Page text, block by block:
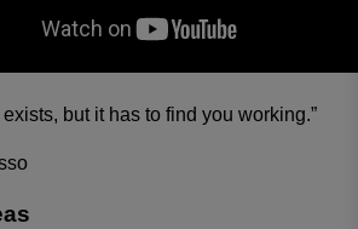
but it has to find you working.”